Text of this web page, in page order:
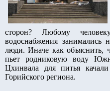
сторон? Любому
водоснабжения занимались
люди. Иначе как объяснить,
пьет родниковую воду
Цхинвала для питья
Горийского региона.